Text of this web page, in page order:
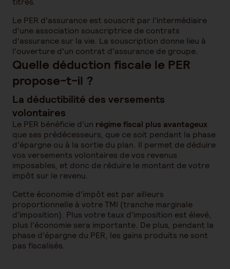
Le PER d'assurance est souscrit par l'intermédiaire
d'une association souscriptrice de contrats
d'assurance sur la vie. La souscription donne lieu à
l'ouverture d'un contrat d'assurance de groupe.
Quelle déduction fiscale le PER
propose-t-il ?
La déductibilité des versements
volontaires
Le PER bénéficie d’un régime fiscal plus avantageux
que ses prédécesseurs, que ce soit pendant la phase
d’épargne ou à la sortie du plan. Il permet de déduire
vos versements volontaires de vos revenus
imposables, et donc de réduire le montant de votre
impôt sur le revenu.
Cette économie d'impôt est par ailleurs
proportionnelle à votre TMI (tranche marginale
d'imposition). Plus votre taux d'imposition est élevé,
plus l'économie sera importante. De plus, pendant la
phase d’épargne du PER, les gains produits ne sont
pas fiscalisés.